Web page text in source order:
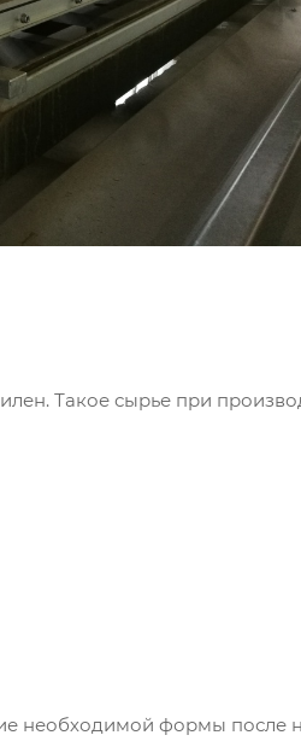
Такое сырье при
необходимой формы после